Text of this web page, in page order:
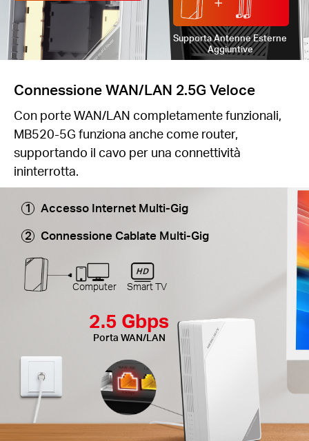
Supporta Antenne Esterne
Aggiuntive
Connessione WAN/LAN 2.5G Veloce
Con porte WAN/LAN completamente funzionali,
MB520-5G funziona anche come router,
supportando il cavo per una connettività
ininterrotta.
Accesso Internet Multi-Gig
Connessione Cablate Multi-Gig
Computer Smart TV
2.5 Gbps
Porta WAN/LAN